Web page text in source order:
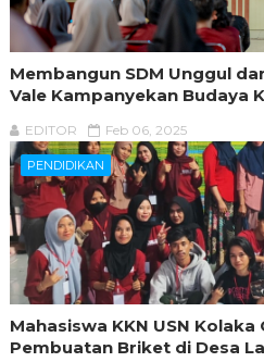
Membangun SDM Unggul
Vale Kampanyekan Budaya
EDITOR Feb 06, 2025
PENDIDIKAN
Mahasiswa KKN USN
Pembuatan Briket di Desa